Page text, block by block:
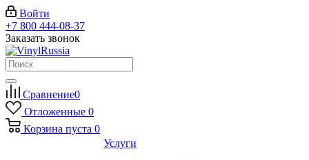
Войти
+7 800 444-08-37
Заказать звонок
Сравнение0
Отложенные 0
Корзина пуста 0
Услуги